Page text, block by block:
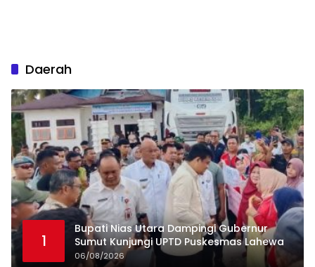
Daerah
1
Bupati Nias Utara Dampingi Gubernur
Sumut Kunjungi UPTD Puskesmas Lahewa
06/08/2026